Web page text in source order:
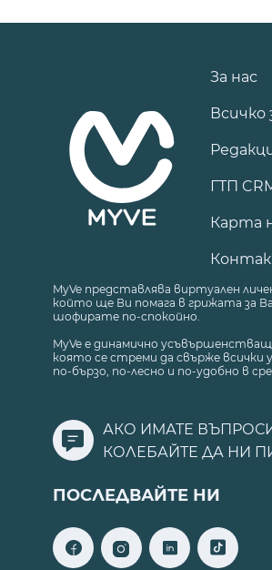
За нас
Всичко
ГТП
Карта
MyVe представлява виртуален
който ще Ви помага в грижата за
шофирате по-спокойно.
MyVe е динамично
която се стреми да свърже всички
по-бързо, по-лесно и по-удобно в
АКО ИМАТЕ
КОЛЕБАЙТЕ ДА НИ
ПОСЛЕДВАЙТЕ НИ